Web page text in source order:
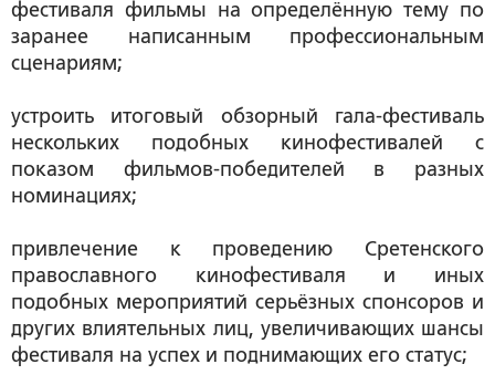
фестиваля фильмы на определённую тему по
заранее написанным профессиональным
сценариям;
устроить итоговый обзорный гала-фестиваль
нескольких подобных кинофестивалей с
показом фильмов-победителей в разных
номинациях;
привлечение к проведению Сретенского
православного кинофестиваля и иных
подобных мероприятий серьёзных спонсоров и
других влиятельных лиц, увеличивающих шансы
фестиваля на успех и поднимающих его статус;